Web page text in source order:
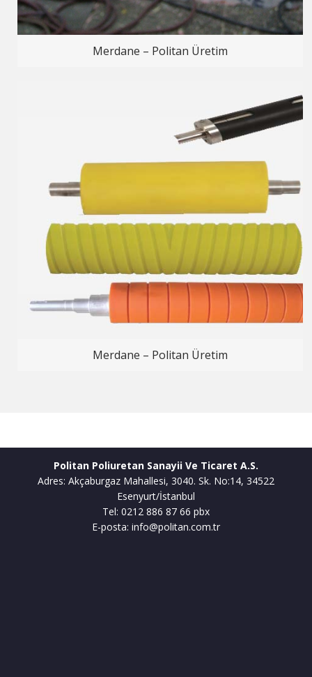
Merdane – Politan Üretim
Merdane – Politan Üretim
Politan Poliuretan Sanayii Ve Ticaret A.S.
Adres: Akçaburgaz Mahallesi, 3040. Sk. No:14, 34522
Esenyurt/İstanbul
Tel: 0212 886 87 66 pbx
E-posta: info@politan.com.tr